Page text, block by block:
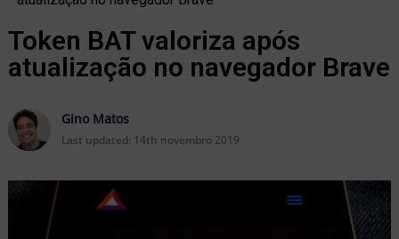
Token BAT valoriza após
atualização no navegador Brave
Gino Matos
Last updated: 14th novembro 2019